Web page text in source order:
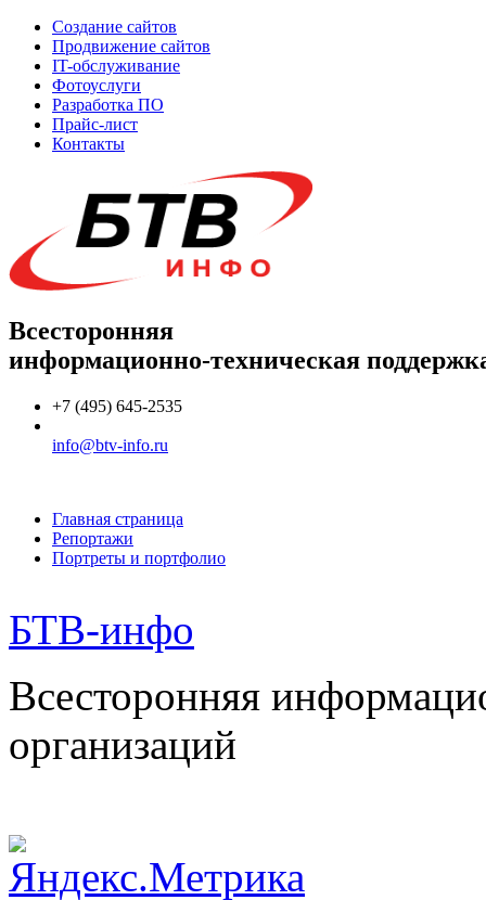
Создание сайтов
Продвижение сайтов
IT-обслуживание
Фотоуслуги
Разработка ПО
Прайс-лист
Контакты
Всесторонняя
информационно-техническая
+7 (495) 645-2535
info@btv-info.ru
Главная страница
Репортажи
Портреты и портфолио
БТВ-инфо
Всесторонняя
организаций